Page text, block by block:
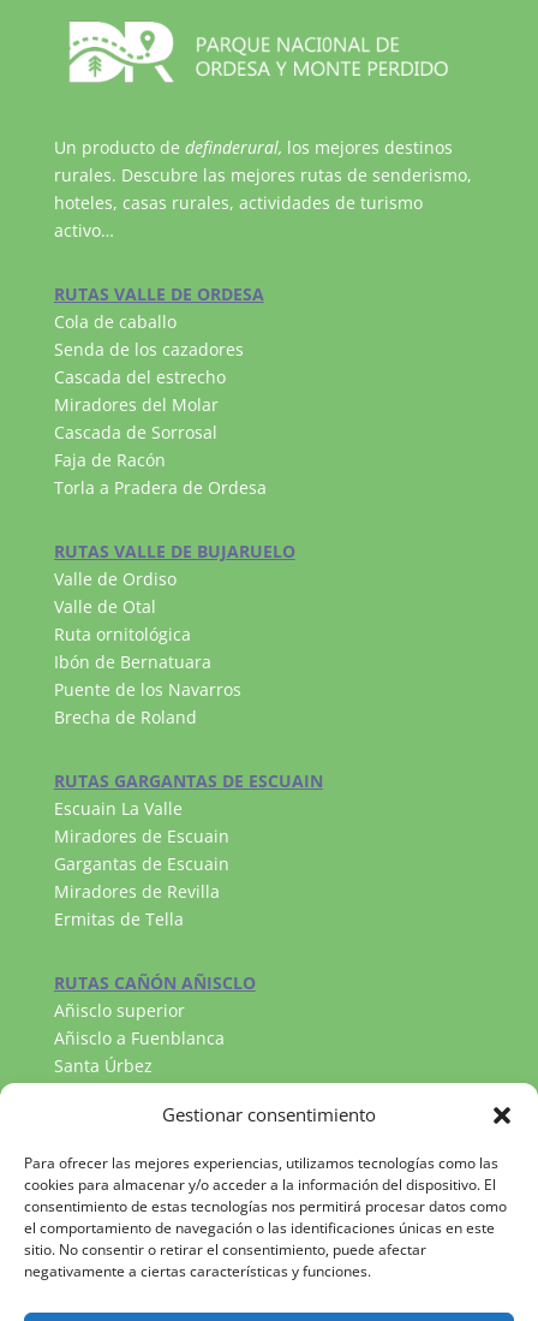
Gestionar consentimiento
Para ofrecer las mejores experiencias, utilizamos tecnologías como las
cookies para almacenar y/o acceder a la información del dispositivo. El
consentimiento de estas tecnologías nos permitirá procesar datos como
el comportamiento de navegación o las identificaciones únicas en este
sitio. No consentir o retirar el consentimiento, puede afectar
negativamente a ciertas características y funciones.
Un producto de definderural, los mejores destinos
rurales. Descubre las mejores rutas de senderismo,
hoteles, casas rurales, actividades de turismo
activo…
RUTAS VALLE DE ORDESA
Cola de caballo
Senda de los cazadores
Cascada del estrecho
Miradores del Molar
Cascada de Sorrosal
Faja de Racón
Torla a Pradera de Ordesa
RUTAS VALLE DE BUJARUELO
Valle de Ordiso
Valle de Otal
Ruta ornitológica
Ibón de Bernatuara
Puente de los Navarros
Brecha de Roland
RUTAS GARGANTAS DE ESCUAIN
Escuain La Valle
Miradores de Escuain
Gargantas de Escuain
Miradores de Revilla
Ermitas de Tella
RUTAS CAÑÓN AÑISCLO
Añisclo superior
Añisclo a Fuenblanca
Santa Úrbez
Llanos de la Larri
Lago Marboré